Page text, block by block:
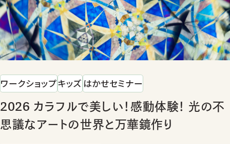
ワークショップキッズ はかせセミナー
2026 カラフルで美しい！感動体験！ 光の不
思議なアートの世界と万華鏡作り